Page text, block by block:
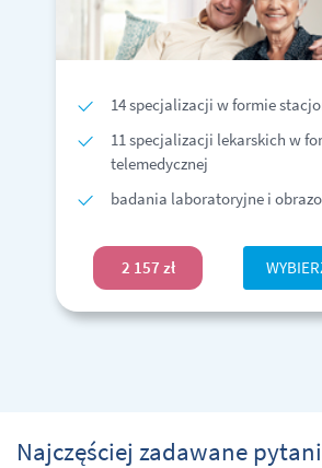
14 specjalizacji w formie
11 specjalizacji lekarskich w
telemedycznej
badania laboratoryjne i
2 157 zł
Najczęściej zadawane